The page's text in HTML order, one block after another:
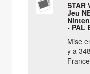
STAR
Jeu
- PAL
Mise
y a
France